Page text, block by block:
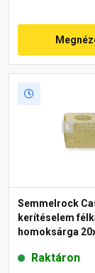
Semmelrock
kerítéselem
homoksárga
Raktáron